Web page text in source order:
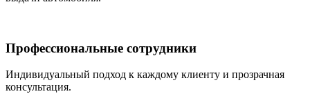
Профессиональные сотрудники
Индивидуальный подход к каждому клиенту и прозрачная
консультация.